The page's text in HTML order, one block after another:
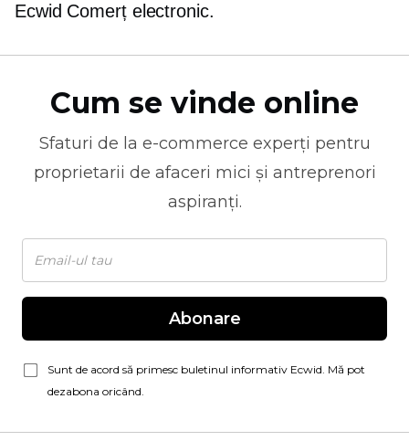
Ecwid Comerț electronic.
Cum se vinde online
Sfaturi de la e-commerce experți pentru
proprietarii de afaceri mici și antreprenori
aspiranți.
Abonare
Sunt de acord să primesc buletinul informativ Ecwid. Mă pot
dezabona oricând.